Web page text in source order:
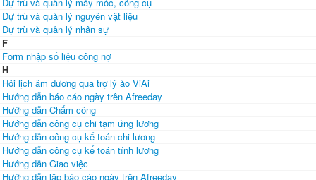
Dự trù và quản lý nguyên vật liệu
Dự trù và quản lý nhân sự
F
Form nhập số liệu công nợ
H
Hỏi lịch âm dương qua trợ lý ảo ViAi
Hướng dẫn báo cáo ngày trên Afreeday
Hướng dẫn Chấm công
Hướng dẫn công cụ chi tạm ứng lương
Hướng dẫn công cụ kế toán chi lương
Hướng dẫn công cụ kế toán tính lương
Hướng dẫn Giao việc
Hướng dẫn lập báo cáo ngày trên Afreeday